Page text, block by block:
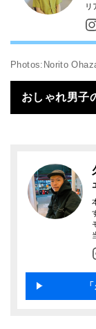
リ
Photos:Norito
おしゃれ男子